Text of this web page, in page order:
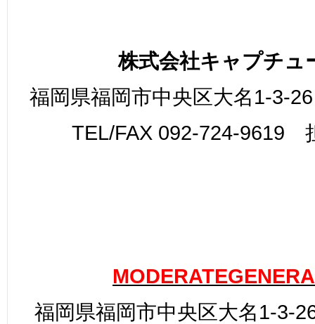
株式会社キャプチュ
福岡県福岡市中央区大名1-3-
TEL/FAX 092-724-9619
福岡県福岡市中央区大名1-3-